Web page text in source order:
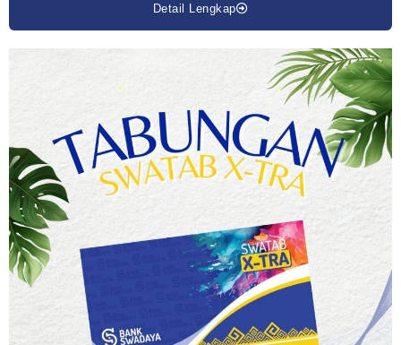
Detail Lengkap